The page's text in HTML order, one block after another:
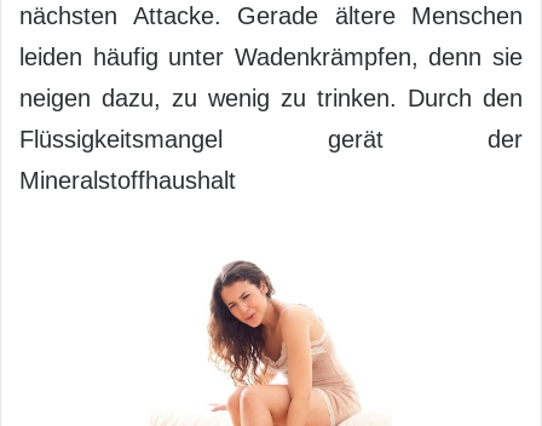
nächsten Attacke. Gerade ältere Menschen
leiden häufig unter Wadenkrämpfen, denn sie
neigen dazu, zu wenig zu trinken. Durch den
Flüssigkeitsmangel gerät der
Mineralstoffhaushalt